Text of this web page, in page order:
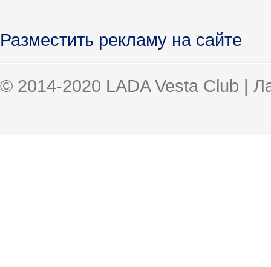
Разместить рекламу на сайте
© 2014-2020 LADA Vesta Club |